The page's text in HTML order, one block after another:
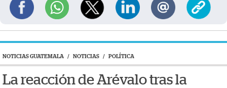
NOTICIAS GUATEMALA / NOTICIAS / POLÍTICA
La reacción de Arévalo tras la